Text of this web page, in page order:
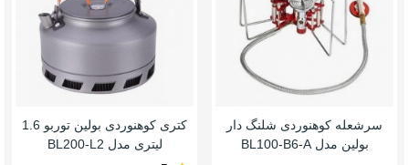
سرشعله کوهنوردی شلنگ دار
بولین مدل BL100-B6-A
کتری کوهنوردی بولین توربو 1.6
لیتری مدل BL200-L2